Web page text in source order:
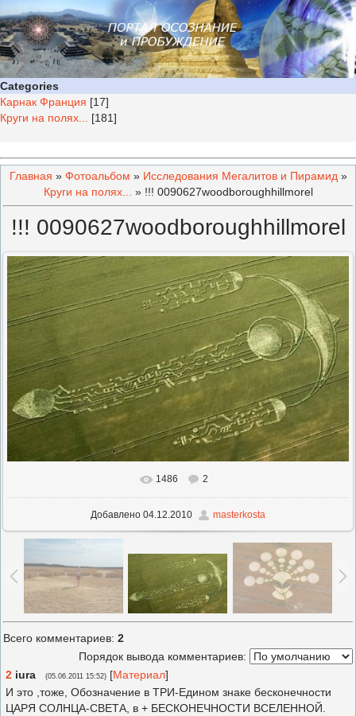
Categories
Карнак Франция [17]
Круги на полях... [181]
Главная » Фотоальбом » Исследования Мегалитов и Пирамид»
Круги на полях... » !!! 0090627woodboroughhillmorel
!!! 0090627woodboroughhillmorel
В реальном размере 1280x768
1486 2
Добавлено 04.12.2010 masterkosta
Всего комментариев: 2
Порядок вывода комментариев:
2 iura (05.06.2011 15:52) [Материал]
И это ,тоже, Обозначение в ТРИ-Едином знаке бесконечности
ЦАРЯ СОЛНЦА-СВЕТА, в + БЕСКОНЕЧНОСТИ ВСЕЛЕННОЙ.